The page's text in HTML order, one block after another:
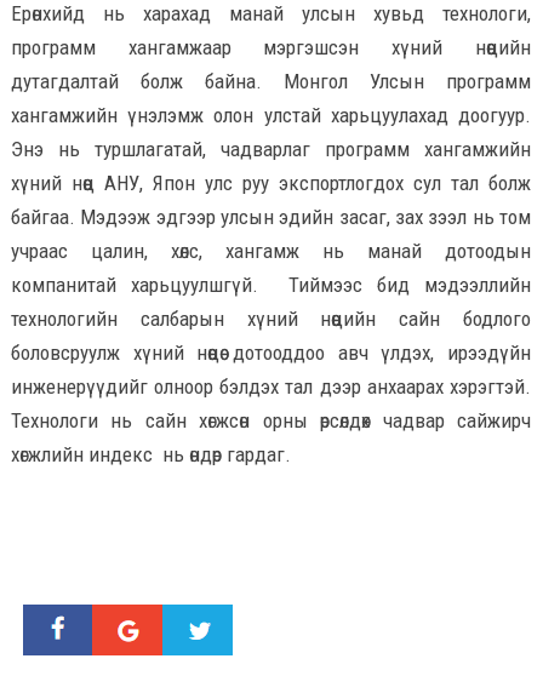
Ерөнхийд нь харахад манай улсын хувьд технологи,
программ хангамжаар мэргэшсэн хүний нөөцийн
дутагдалтай болж байна. Монгол Улсын программ
хангамжийн үнэлэмж олон улстай харьцуулахад доогуур.
Энэ нь туршлагатай, чадварлаг программ хангамжийн
хүний нөөц АНУ, Япон улс руу экспортлогдох сул тал болж
байгаа. Мэдээж эдгээр улсын эдийн засаг, зах зээл нь том
учраас цалин, хөлс, хангамж нь манай дотоодын
компанитай харьцуулшгүй. Тиймээс бид мэдээллийн
технологийн салбарын хүний нөөцийн сайн бодлого
боловсруулж хүний нөөцөө дотооддоо авч үлдэх, ирээдүйн
инженерүүдийг олноор бэлдэх тал дээр анхаарах хэрэгтэй.
Технологи нь сайн хөгжсөн орны өрсөлдөх чадвар сайжирч
хөгжлийн индекс нь өндөр гардаг.